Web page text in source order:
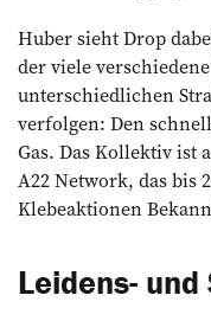
Huber sieht Drop
der viele
unterschiedlichen
verfolgen: Den
Gas. Das Kollektiv ist
A22 Network, das bis
Klebeaktionen
Leidens-